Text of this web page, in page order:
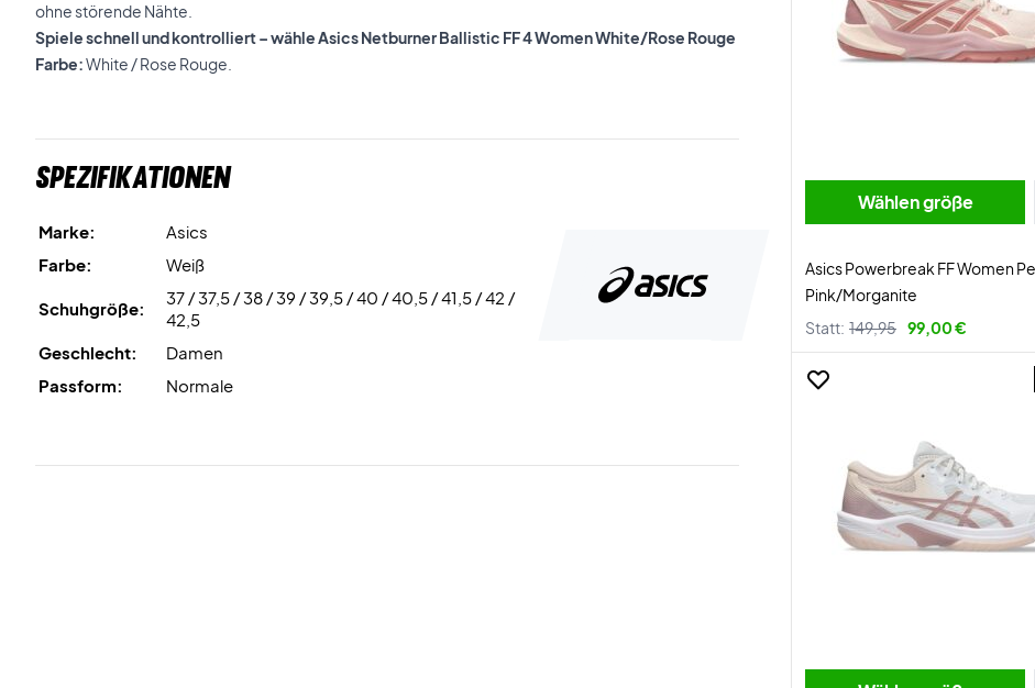
ohne störende Nähte.
Spiele schnell und kontrolliert – wähle Asics Netburner Ballistic FF 4 Women White/Rose Rouge
Farbe:White / Rose Rouge.
Spezifikationen
Marke:
Asics
Farbe:
Weiß
Schuhgröße:
37 / 37,5 / 38 / 39 / 39,5 / 40 / 40,5 / 41,5 / 42 /
42,5
Geschlecht:
Damen
Passform:
Normale
Wählen größe
Asics Powerbreak FF Women
Pink/Morganite
Statt: 149,95 99,00 €